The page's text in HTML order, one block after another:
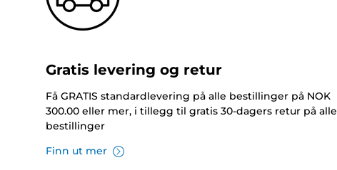
Gratis levering og retur
Få GRATIS standardlevering på alle bestillinger på NOK
300.00 eller mer, i tillegg til gratis 30-dagers retur på alle
bestillinger
Finn ut mer